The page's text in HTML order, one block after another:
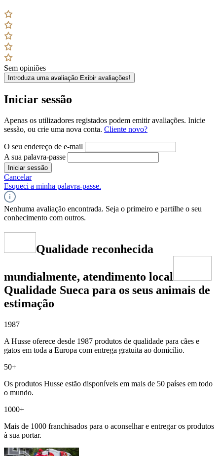
Sem opiniões
Introduza uma avaliação Exibir avaliações!
Iniciar sessão
Apenas os utilizadores registados podem emitir avaliações. Inicie
sessão, ou crie uma nova conta. Cliente novo?
O seu endereço de e-mail
A sua palavra-passe
Iniciar sessão
Cancelar
Esqueci a minha palavra-passe.
Nenhuma avaliação encontrada. Seja o primeiro e partilhe o seu
conhecimento com outros.
Qualidade reconhecida
mundialmente, atendimento local
Qualidade Sueca para os seus animais de
estimação
1987
A Husse oferece desde 1987 produtos de qualidade para cães e
gatos em toda a Europa com entrega gratuita ao domicílio.
50+
Os produtos Husse estão disponíveis em mais de 50 países em todo
o mundo.
1000+
Mais de 1000 franchisados para o aconselhar e entregar os produtos
à sua portar.